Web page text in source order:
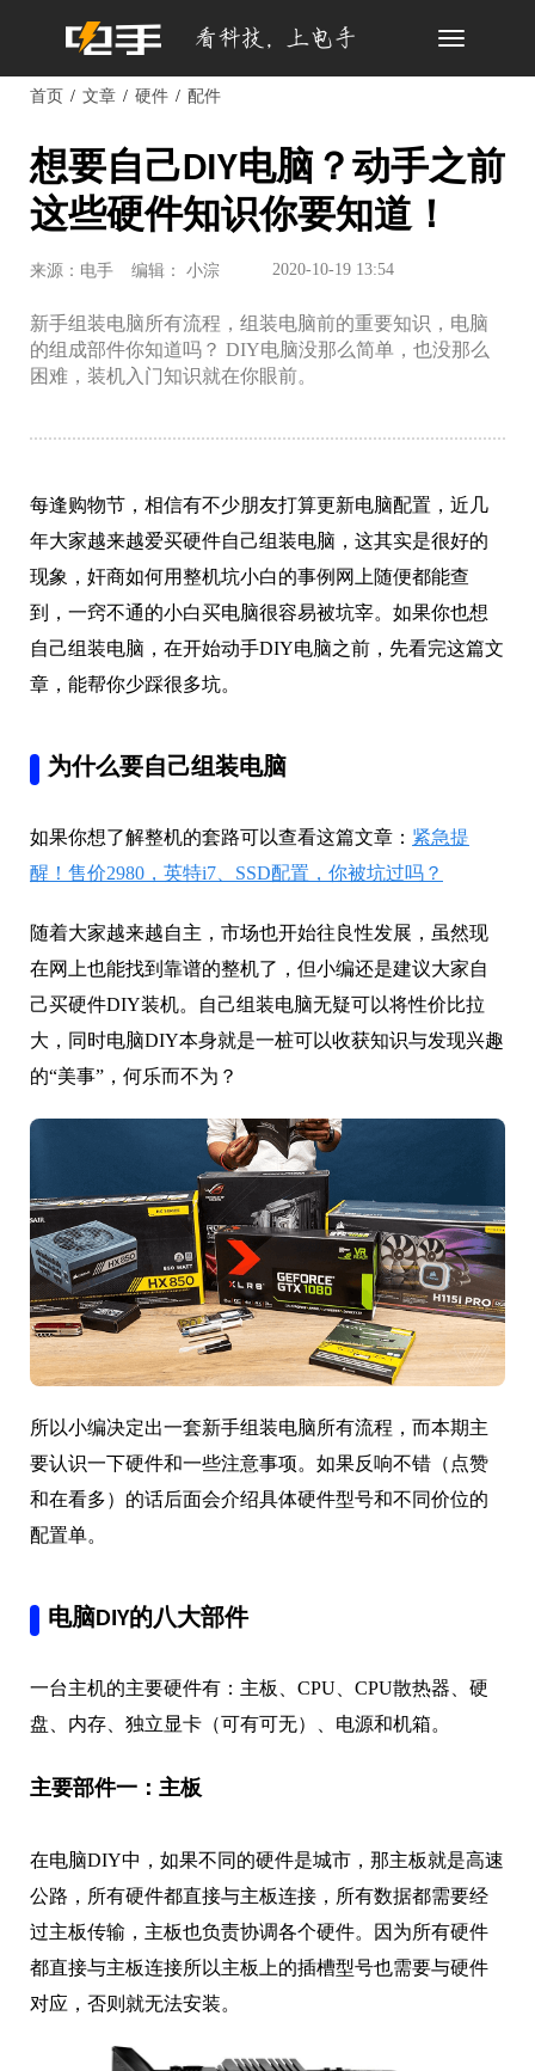
Toggle
首页 文章 硬件 配件
想要自己DIY电脑？动手之前
这些硬件知识你要知道！
来源：电手 编辑： 小淙 2020-10-19 13:54
新手组装电脑所有流程，组装电脑前的重要知识，电脑
的组成部件你知道吗？ DIY电脑没那么简单，也没那么
困难，装机入门知识就在你眼前。
每逢购物节，相信有不少朋友打算更新电脑配置，近几
年大家越来越爱买硬件自己组装电脑，这其实是很好的
现象，奸商如何用整机坑小白的事例网上随便都能查
到，一窍不通的小白买电脑很容易被坑宰。如果你也想
自己组装电脑，在开始动手DIY电脑之前，先看完这篇文
章，能帮你少踩很多坑。
为什么要自己组装电脑
如果你想了解整机的套路可以查看这篇文章： 紧急提
醒！售价2980，英特i7、SSD配置，你被坑过吗？
随着大家越来越自主，市场也开始往良性发展，虽然现
在网上也能找到靠谱的整机了，但小编还是建议大家自
己买硬件DIY装机。自己组装电脑无疑可以将性价比拉
大，同时电脑DIY本身就是一桩可以收获知识与发现兴趣
的“美事”，何乐而不为？
所以小编决定出一套新手组装电脑所有流程，而本期主
要认识一下硬件和一些注意事项。如果反响不错（点赞
和在看多）的话后面会介绍具体硬件型号和不同价位的
配置单。
电脑DIY的八大部件
一台主机的主要硬件有：主板、CPU、CPU散热器、硬
盘、内存、独立显卡（可有可无）、电源和机箱。
主要部件一：主板
在电脑DIY中，如果不同的硬件是城市，那主板就是高速
公路，所有硬件都直接与主板连接，所有数据都需要经
过主板传输，主板也负责协调各个硬件。因为所有硬件
都直接与主板连接所以主板上的插槽型号也需要与硬件
对应，否则就无法安装。